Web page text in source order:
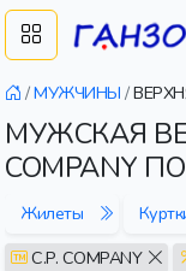
/МУЖЧИНЫ /
МУЖСКАЯ
COMPANY
Жилеты
C.P. COMPANY